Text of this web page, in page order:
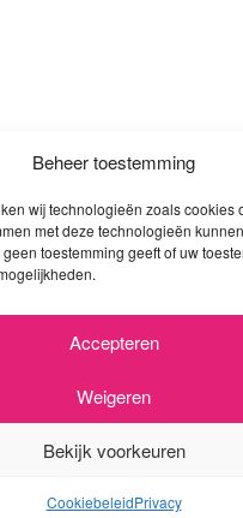
Beheer toestemming
wij technologieën zoals cookies
met deze technologieën
toestemming geeft of uw
Accepteren
Weigeren
Bekijk voorkeuren
CookiebeleidPrivacy